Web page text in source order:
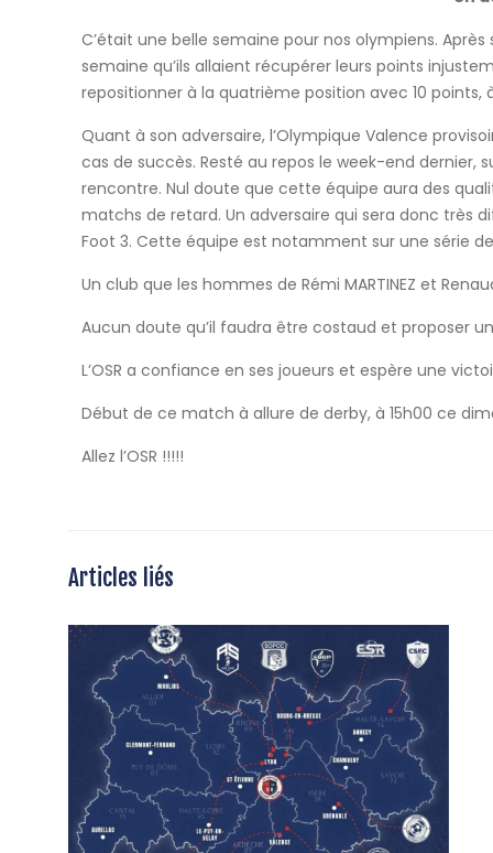
C’était une belle semaine pour nos olympiens.
semaine qu’ils allaient récupérer leurs points
repositionner à la quatrième position avec 10 points,
Quant à son adversaire, l’Olympique Valence
cas de succès. Resté au repos le week-end
rencontre. Nul doute que cette équipe aura des
matchs de retard. Un adversaire qui sera donc très
Foot 3. Cette équipe est notamment sur une série
Un club que les hommes de Rémi MARTINEZ et
Aucun doute qu’il faudra être costaud et proposer
L’OSR a confiance en ses joueurs et espère une
Début de ce match à allure de derby, à 15h00 ce
Allez l’OSR !!!!!
Articles liés